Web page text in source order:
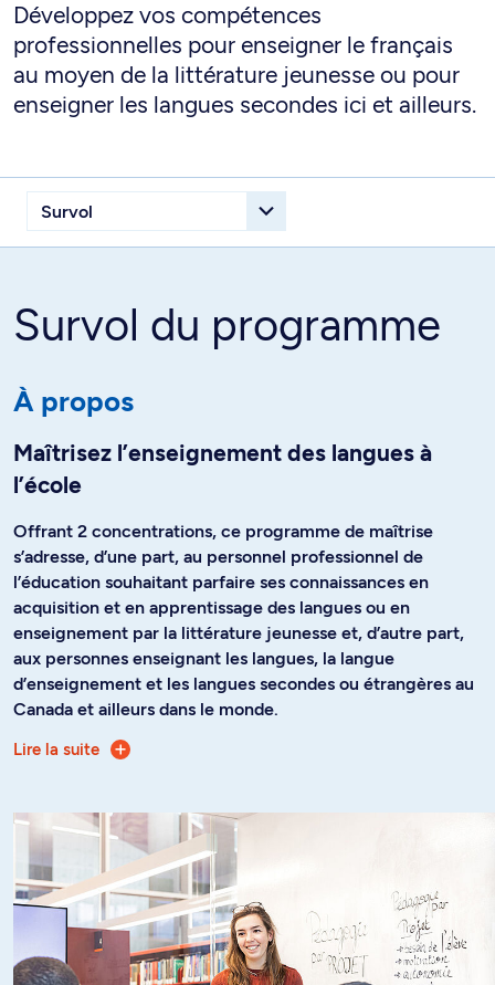
Développez vos compétences
professionnelles pour enseigner le français
au moyen de la littérature jeunesse ou pour
enseigner les langues secondes ici et ailleurs.
Survol du programme
À propos
Maîtrisez l’enseignement des langues à
l’école
Offrant 2 concentrations, ce programme de maîtrise
s’adresse, d’une part, au personnel professionnel de
l’éducation souhaitant parfaire ses connaissances en
acquisition et en apprentissage des langues ou en
enseignement par la littérature jeunesse et, d’autre part,
aux personnes enseignant les langues, la langue
d’enseignement et les langues secondes ou étrangères au
Canada et ailleurs dans le monde.
La réalité multiculturelle et plurilingue de l'Amérique du
l'enseignement des langues, langue d'enseignement
comme langue seconde ou étrangère. Cette
hétérogénéité de la classe implique de développer des
préoccupations d'inclusion auxquelles le recours à la
littérature jeunesse permet en partie de répondre.
Ouvrez vos horizons de développement personnel et
Lire la suite